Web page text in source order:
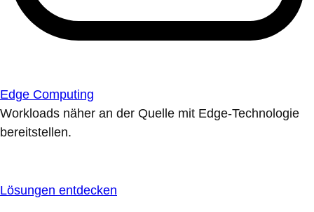
Edge Computing
Workloads näher an der Quelle mit Edge-Technologie
bereitstellen.
Lösungen entdecken